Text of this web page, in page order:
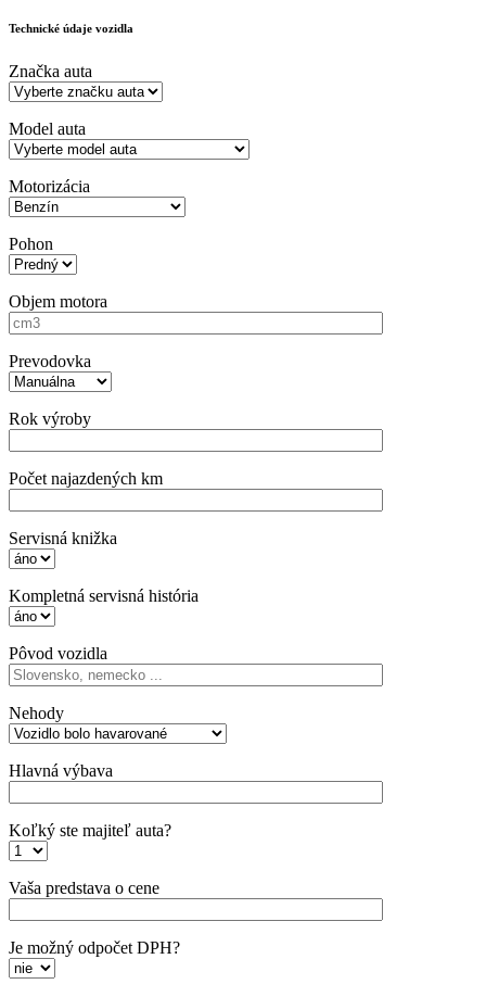
Technické údaje vozidla
Značka auta
Model auta
Motorizácia
Pohon
Objem motora
Prevodovka
Rok výroby
Počet najazdených km
Servisná knižka
Kompletná servisná história
Pôvod vozidla
Nehody
Hlavná výbava
Koľký ste majiteľ auta?
Vaša predstava o cene
Je možný odpočet DPH?